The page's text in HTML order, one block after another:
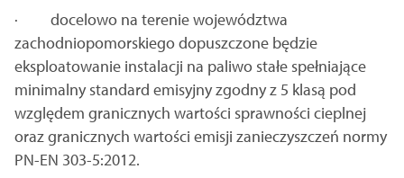
· docelowo na terenie województwa
zachodniopomorskiego dopuszczone będzie
eksploatowanie instalacji na paliwo stałe spełniające
minimalny standard emisyjny zgodny z 5 klasą pod
względem granicznych wartości sprawności cieplnej
oraz granicznych wartości emisji zanieczyszczeń normy
PN-EN 303-5:2012.